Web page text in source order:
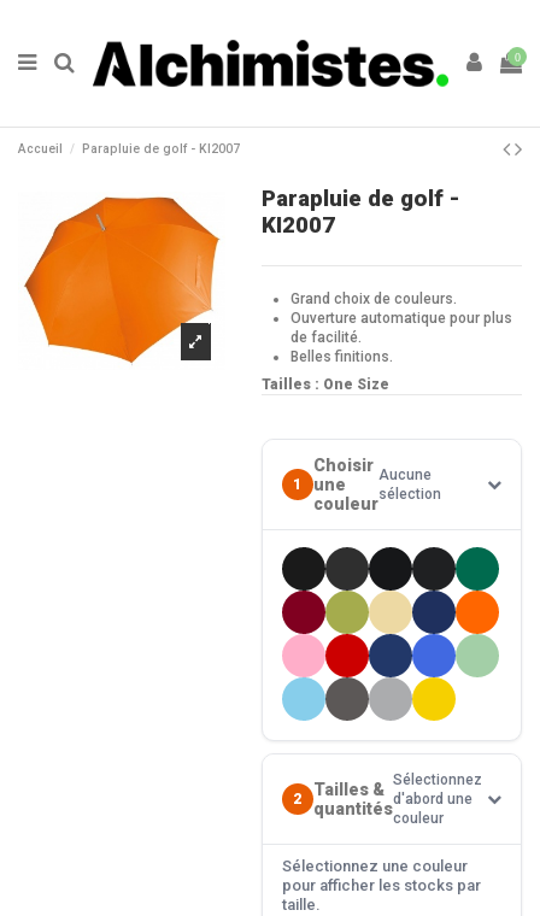
0
Accueil Parapluie de golf - KI2007
Parapluie de golf -
KI2007
Grand choix de couleurs.
Ouverture automatique pour plus
de facilité.
Belles finitions.
Tailles : One Size
1
Choisir
une
couleur
Aucune
sélection
2
Tailles &
quantités
Sélectionnez
d'abord une
couleur
Sélectionnez une couleur
pour afficher les stocks par
taille.